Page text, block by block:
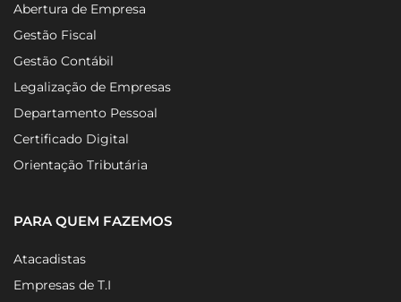
Abertura de Empresa
Gestão Fiscal
Gestão Contábil
Legalização de Empresas
Departamento Pessoal
Certificado Digital
Orientação Tributária
PARA QUEM FAZEMOS
Atacadistas
Empresas de T.I